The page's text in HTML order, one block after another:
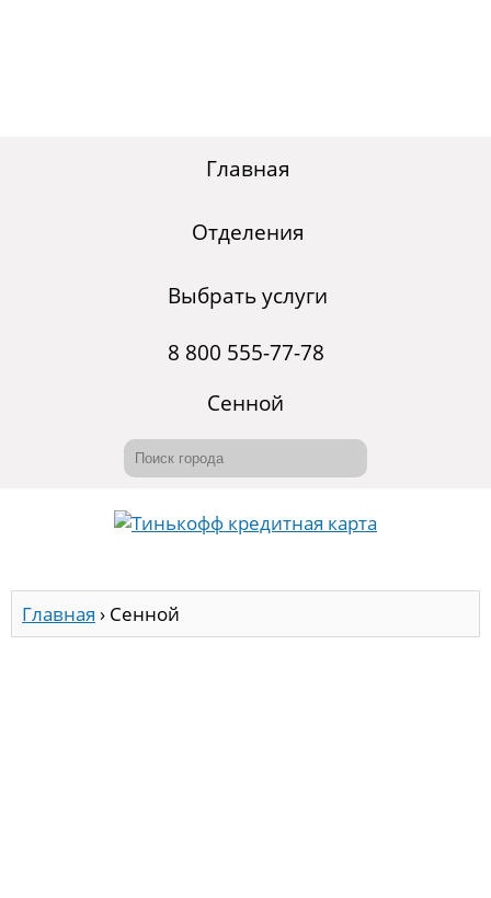
Главная
Отделения
Выбрать услуги
8 800 555-77-78
Сенной
Главная › Сенной